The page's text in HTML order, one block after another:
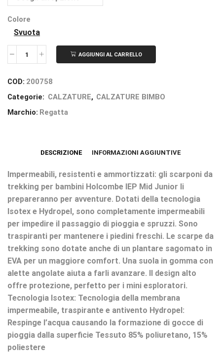
Colore
Svuota
AGGIUNGI AL CARRELLO
COD: 200758
Categorie: CALZATURE, CALZATURE BIMBO
Marchio: Regatta
DESCRIZIONE INFORMAZIONI AGGIUNTIVE
Impermeabili, resistenti e ammortizzati: gli scarponi da
trekking per bambini Holcombe IEP Mid Junior li
prepareranno per avventure. Dotati della tecnologia
Isotex e Hydropel, sono completamente impermeabili
per impedire il passaggio di pioggia e spruzzi. Sono
traspiranti per mantenere i piedini freschi. Le scarpe da
trekking sono dotate anche di un plantare sagomato in
EVA per un maggiore comfort. Una suola in gomma con
alette angolate aiuta a farli avanzare. Il design alto
offre protezione, perfetto per i mini esploratori.
Tecnologia Isotex: Tecnologia della membrana
impermeabile, traspirante e antivento Hydropel:
Respinge l’acqua causando la formazione di gocce di
pioggia dalla superficie Tessuto 85% poliuretano, 15%
poliestere